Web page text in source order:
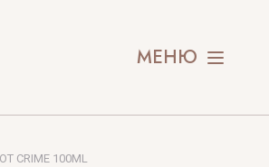
МЕНЮ
CRIME 100ML